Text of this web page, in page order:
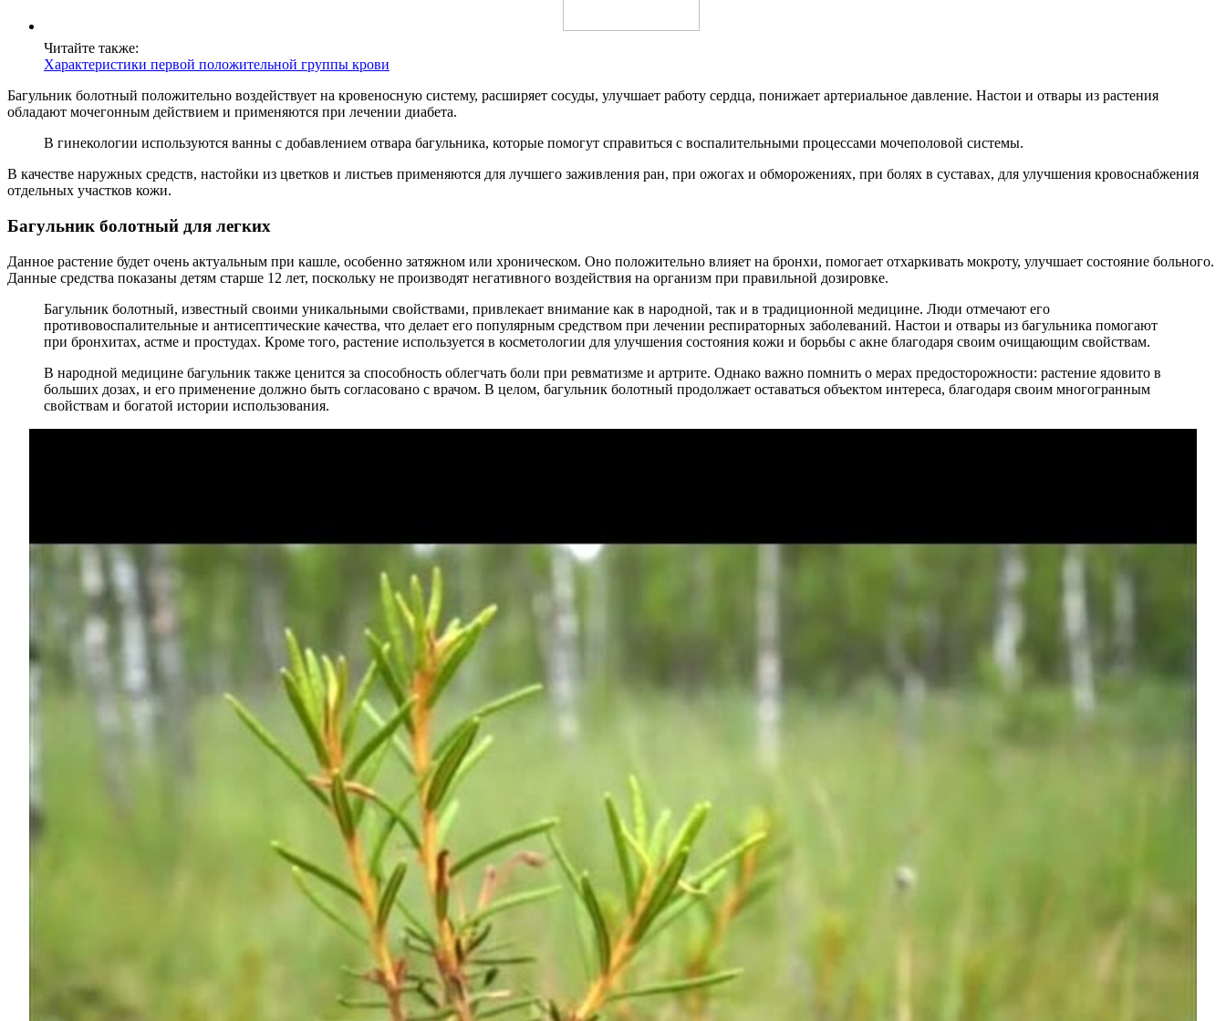
Читайте также:
Характеристики первой положительной группы крови
Багульник болотный положительно воздействует на кровеносную систему, расширяет сосуды, улучшает работу сердца, понижает артериальное давление. Настои и отвары из растения
обладают мочегонным действием и применяются при лечении диабета.
В гинекологии используются ванны с добавлением отвара багульника, которые помогут справиться с воспалительными процессами мочеполовой системы.
В качестве наружных средств, настойки из цветков и листьев применяются для лучшего заживления ран, при ожогах и обморожениях, при болях в суставах, для улучшения кровоснабжения
отдельных участков кожи.
Багульник болотный для легких
Данное растение будет очень актуальным при кашле, особенно затяжном или хроническом. Оно положительно влияет на бронхи, помогает отхаркивать мокроту, улучшает состояние больного.
Данные средства показаны детям старше 12 лет, поскольку не производят негативного воздействия на организм при правильной дозировке.
Багульник болотный, известный своими уникальными свойствами, привлекает внимание как в народной, так и в традиционной медицине. Люди отмечают его
противовоспалительные и антисептические качества, что делает его популярным средством при лечении респираторных заболеваний. Настои и отвары из багульника помогают
при бронхитах, астме и простудах. Кроме того, растение используется в косметологии для улучшения состояния кожи и борьбы с акне благодаря своим очищающим свойствам.
В народной медицине багульник также ценится за способность облегчать боли при ревматизме и артрите. Однако важно помнить о мерах предосторожности: растение ядовито в
больших дозах, и его применение должно быть согласовано с врачом. В целом, багульник болотный продолжает оставаться объектом интереса, благодаря своим многогранным
свойствам и богатой истории использования.